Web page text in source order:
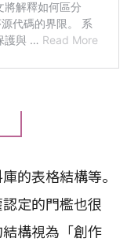
的表格結構等。
定的門檻也很
構視為「創作